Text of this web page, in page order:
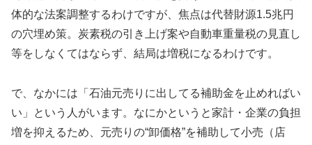
体的な法案調整するわけですが、焦点は代替財源1.5兆円
の穴埋め策。炭素税の引き上げ案や自動車重量税の見直し
等をしなくてはならず、結局は増税になるわけです。
で、なかには「石油元売りに出してる補助金を止めればい
い」という人がいます。なにかというと家計・企業の負担
増を抑えるため、元売りの“卸価格”を補助して小売（店